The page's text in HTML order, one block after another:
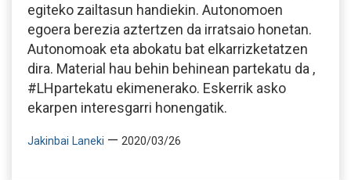
egiteko zailtasun handiekin. Autonomoen
egoera berezia aztertzen da irratsaio honetan.
Autonomoak eta abokatu bat elkarrizketatzen
dira. Material hau behin behinean partekatu da ,
#LHpartekatu ekimenerako. Eskerrik asko
ekarpen interesgarri honengatik.
Jakinbai Laneki — 2020/03/26